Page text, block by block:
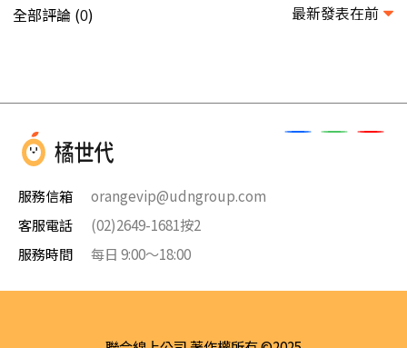
全部評論 (0) 最新發表在前
服務信箱
orangevip@udngroup.com
客服電話
(02)2649-1681按2
服務時間
每日 9:00～18:00